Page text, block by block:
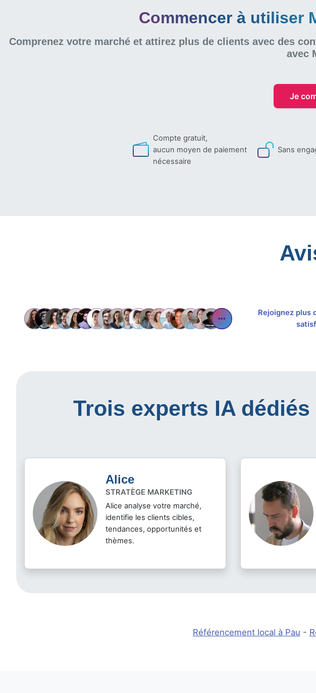
Commencer à utiliser
Comprenez votre marché et attirez plus de clients avec des
avec
Je
Compte gratuit,
aucun moyen de paiement
nécessaire
Sans
Rejoignez plus
Trois experts IA
Alice
STRATÈGE MARKETING
Alice analyse votre marché,
identifie les clients cibles,
tendances, opportunités et
thèmes.
Référencement local à Pau -